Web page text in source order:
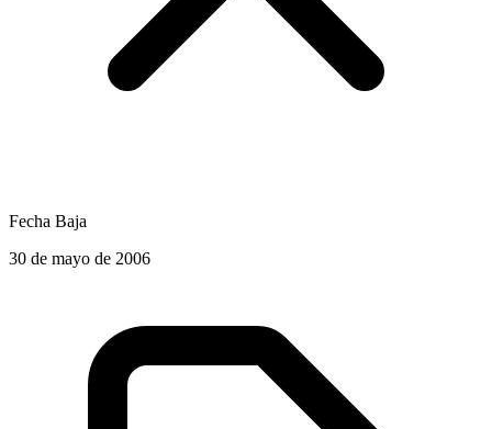
Fecha Baja
30 de mayo de 2006